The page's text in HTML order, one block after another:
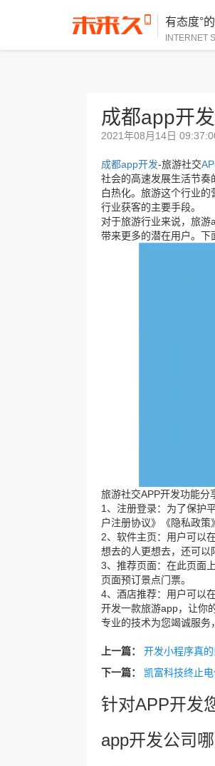
有态度°
INTERNET
成都app开
2021年08月14日
成都app开发-旅游社交
社会的高速发展生活节
白热化。旅游这个行业
行业获客的主要手段。
对于旅游行业来说，旅
带来更多的潜在用户。下
旅游社交APP开发功能分
1、注册登录：为了保护
户注册协议》《隐私政策
2、软件主页：用户可以
想去的人更想去，还可以
3、推荐页面：在此页面
页面预订景点门票。
4、酒店推荐：用户可以
开发一款旅游app，让你
专业的技术为您竭诚服务
上一篇：
开发小程序真
下一篇：
凯富科技终止
针对APP开发
app开发公司